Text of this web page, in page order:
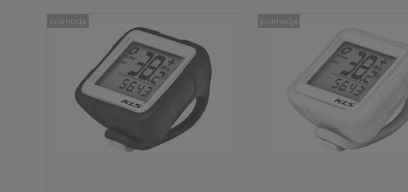
promocja promocja